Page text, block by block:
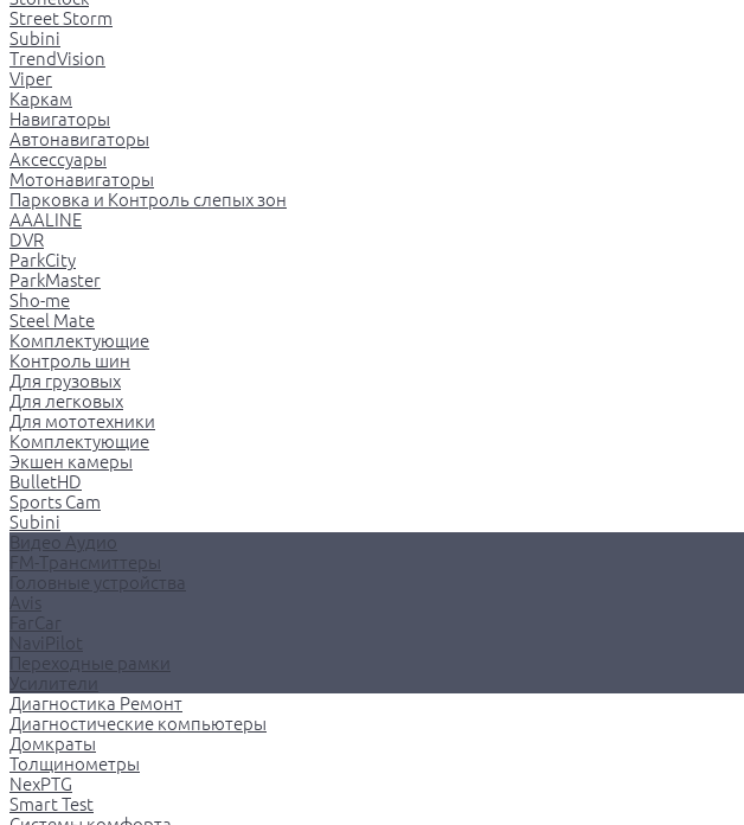
Street Storm
Subini
TrendVision
Viper
Каркам
Навигаторы
Автонавигаторы
Аксессуары
Мотонавигаторы
Парковка и Контроль слепых зон
AAALINE
DVR
ParkCity
ParkMaster
Sho-me
Steel Mate
Комплектующие
Контроль шин
Для грузовых
Для легковых
Для мототехники
Комплектующие
Экшен камеры
BulletHD
Sports Cam
Subini
Видео Аудио
FM-Трансмиттеры
Головные устройства
Avis
FarCar
NaviPilot
Переходные рамки
Усилители
Диагностика Ремонт
Диагностические компьютеры
Домкраты
Толщинометры
NexPTG
Smart Test